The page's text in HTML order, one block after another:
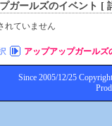
ガールズのイベント [
れていません
アップアップガールズ
Since 2005/12/25